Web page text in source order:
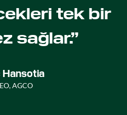
tek bir
sağlar.”
Hansotia
AGCO